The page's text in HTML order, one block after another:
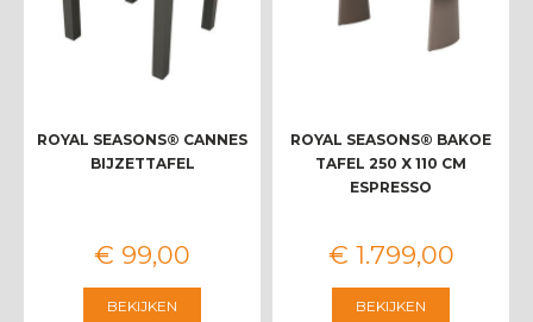
ROYAL SEASONS® CANNES
BIJZETTAFEL
€ 99,00
BEKIJKEN
ROYAL SEASONS® BAKOE
TAFEL 250 X 110 CM
ESPRESSO
€ 1.799,00
BEKIJKEN